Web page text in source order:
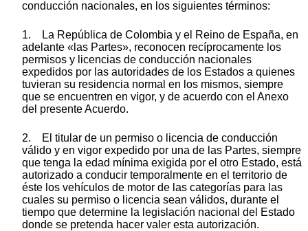
conducción nacionales, en los siguientes términos:
1. La República de Colombia y el Reino de España, en
adelante «las Partes», reconocen recíprocamente los
permisos y licencias de conducción nacionales
expedidos por las autoridades de los Estados a quienes
tuvieran su residencia normal en los mismos, siempre
que se encuentren en vigor, y de acuerdo con el Anexo
del presente Acuerdo.
2. El titular de un permiso o licencia de conducción
válido y en vigor expedido por una de las Partes, siempre
que tenga la edad mínima exigida por el otro Estado, está
autorizado a conducir temporalmente en el territorio de
éste los vehículos de motor de las categorías para las
cuales su permiso o licencia sean válidos, durante el
tiempo que determine la legislación nacional del Estado
donde se pretenda hacer valer esta autorización.